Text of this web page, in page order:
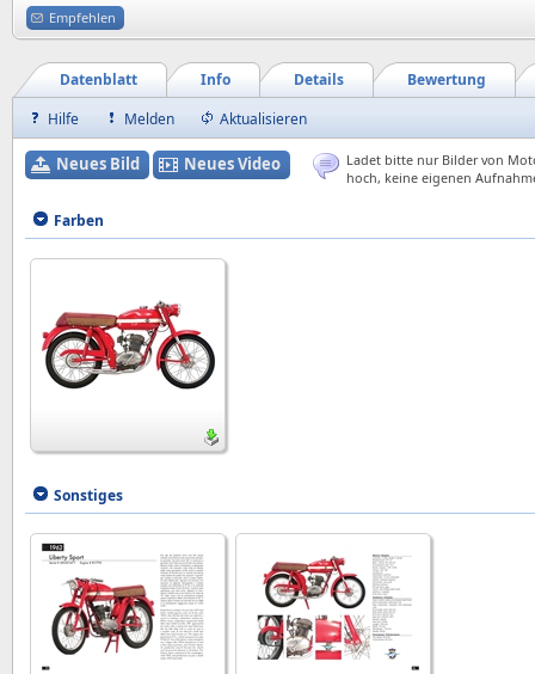
Empfehlen
Bewertung
Details
Info
Datenblatt
Hilfe
Melden Aktualisieren
Neues Bild Neues Video
Ladet bitte nur Bilder von
hoch, keine eigenen
Farben
Sonstiges